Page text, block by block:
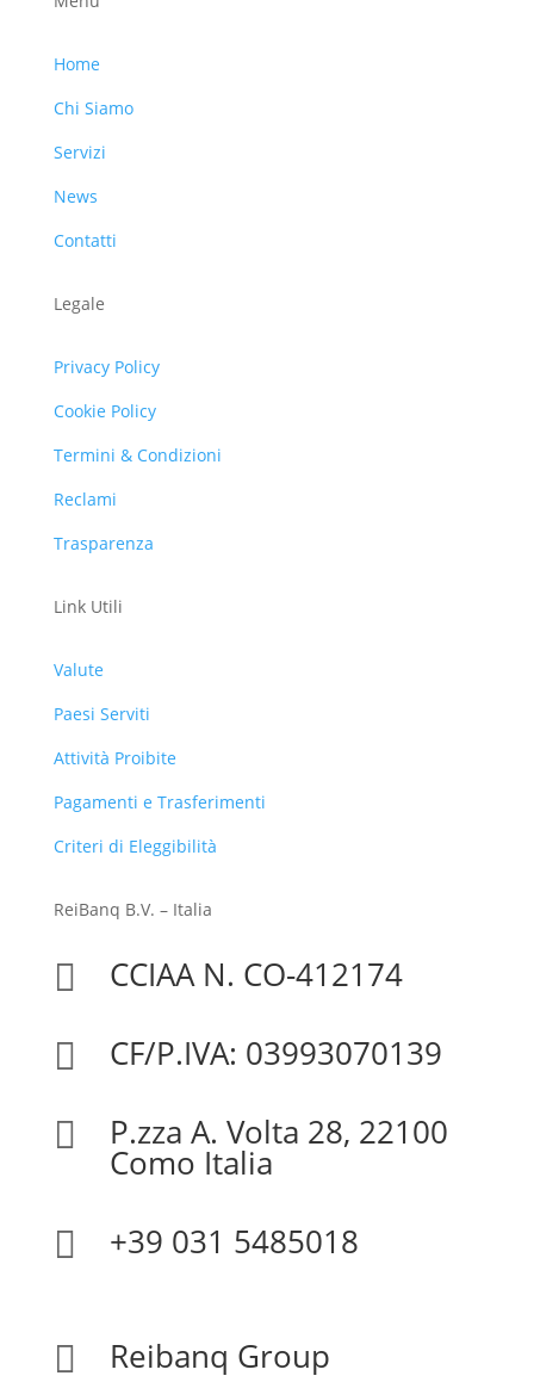
Home
Chi Siamo
Servizi
News
Contatti
Legale
Privacy Policy
Cookie Policy
Termini & Condizioni
Reclami
Trasparenza
Link Utili
Valute
Paesi Serviti
Attività Proibite
Pagamenti e Trasferimenti
Criteri di Eleggibilità
ReiBanq B.V. – Italia

CCIAA N. CO-412174

CF/P.IVA: 03993070139

P.zza A. Volta 28, 22100
Como Italia

+39 031 5485018

Reibanq Group